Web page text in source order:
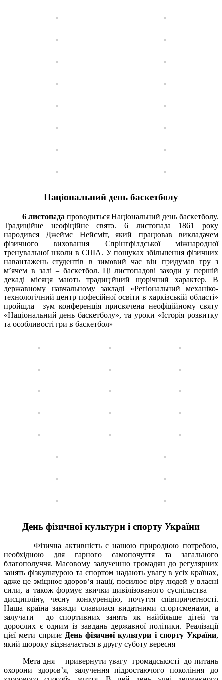
Національний день баскетболу
6 листопада проводиться Національний день баскетболу.
Традиційне неофіційне свято. 6 листопада 1861 року
народився Джеймс Нейсміт, який працював викладачем
фізичного виховання Спрінгфілдської міжнародної
тренувальної школи в США. У пошуках збільшення фізичних
навантажень студентів в зимовий час він придумав гру з
м’ячем в залі – баскетбол. Ці листопадові заходи у першій
декаді місяця мають традиційний щорічний характер. В
державному навчальному закладі «Регіональний механіко-
технологічний центр пофесійної освіти в харківській області»
пройщла зум конференція присвячена неофіційному святу
«Національний день баскетболу», та уроки «Історія розвитку
та особливості гри в баскетбол»
День фізичної культури і спорту України
Фізична активність є нашою природною потребою,
необхідною для гарного самопочуття та загального
благополуччя. Масовому залученню громадян до регулярних
занять фізкультурою та спортом надають увагу в усіх країнах,
адже це зміцнює здоров’я нації, посилює віру людей у власні
сили, а також формує звички цивілізованого суспільства —
дисципліну, чесну конкуренцію, почуття співпричетності.
Наша країна завжди славилася видатними спортсменами, а
залучати до спортивних занять як найбільше дітей та
дорослих є одним із завдань державної політики. Реалізації
цієї мети сприяє День фізичної культури і спорту України,
який щороку відзначається в другу суботу вересня
Мета дня – привернути увагу громадськості до питань
охорони здоров’я, залучення підростаючого покоління до